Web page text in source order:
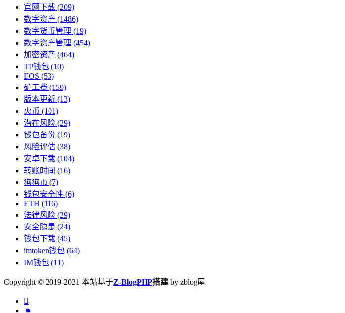
官网下载 (209)
数字资产 (1486)
数字货币管理 (19)
数字资产管理 (454)
加密资产 (464)
TP钱包 (10)
EOS (53)
矿工费 (159)
版本更新 (13)
火币 (101)
潜在风险 (29)
钱包备份 (19)
风险评估 (38)
安卓下载 (104)
转账时间 (16)
狗狗币 (7)
钱包安全性 (6)
ETH (116)
法律风险 (29)
安全隐患 (24)
钱包下载 (45)
imtoken钱包 (64)
IM钱包 (11)
Copyright © 2019-2021 本站基于Z-BlogPHP搭建 by zblog屋

